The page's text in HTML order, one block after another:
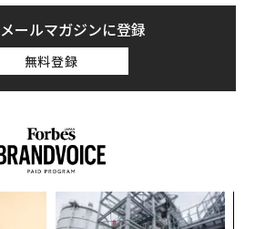
ールマガジンに登録
無料登録